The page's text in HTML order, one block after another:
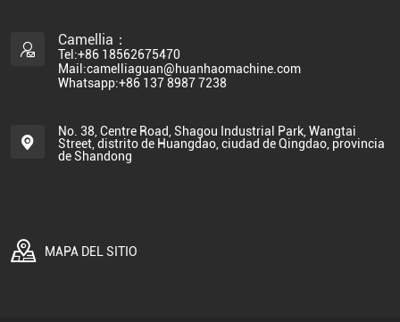
Camellia：
Tel:+86 18562675470
Mail:camelliaguan@huanhaomachine.com
Whatsapp:+86 137 8987 7238
No. 38, Centre Road, Shagou Industrial Park, Wangtai
Street, distrito de Huangdao, ciudad de Qingdao, provincia
de Shandong
MAPA DEL SITIO